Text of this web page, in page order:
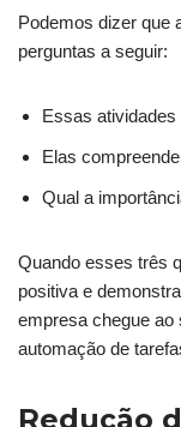
Podemos dizer que
perguntas a seguir:
Essas
Elas
Qual a
Quando esses três
positiva e
empresa chegue
automação de
Redução